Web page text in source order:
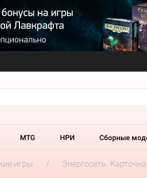
MTG НРИ Сборные
игры Энергосеть.